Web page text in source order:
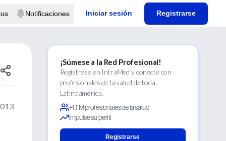
Notificaciones Iniciar sesión Registrarse
¡Súmese a la Red Profesional!
Regístrese en IntraMed y conecte con
profesionales de la salud de toda
Latinoamérica.
+1.1 M profesionales de la salud
Impulse su perfil
Registrarse